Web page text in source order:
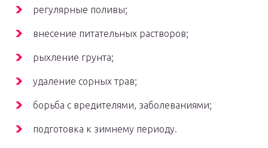
регулярные поливы;
внесение питательных растворов;
рыхление грунта;
удаление сорных трав;
борьба с вредителями, заболеваниями;
подготовка к зимнему периоду.